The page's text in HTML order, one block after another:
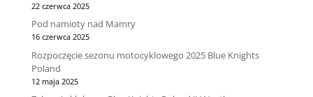
22 czerwca 2025
Pod namioty nad Mamry
16 czerwca 2025
Rozpoczęcie sezonu motocyklowego 2025 Blue Knights
Poland
12 maja 2025